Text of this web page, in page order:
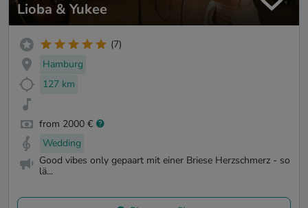
Lioba & Yukee
(7)
Hamburg
127 km
from 2000 €
Wedding
Good vibes only gepaart mit einer Briese Herzschmerz - so
lä...